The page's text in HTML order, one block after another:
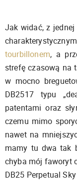
Jak widać, z
tourbillonem, a
strefę czasową na
w mocno
DB2517 typu
patentami oraz
czemu mimo
nawet na
mamy tu dwa tak
chyba mój faworyt
DB25 Perpetual